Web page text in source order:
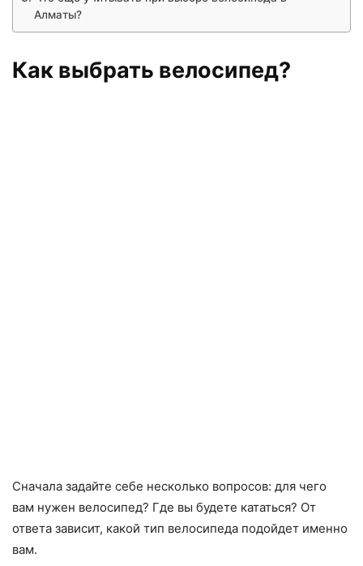
Алматы?
Как выбрать велосипед?
Сначала задайте себе несколько вопросов: для чего
вам нужен велосипед? Где вы будете кататься? От
ответа зависит, какой тип велосипеда подойдет именно
вам.